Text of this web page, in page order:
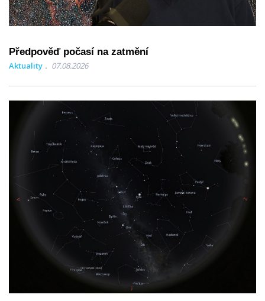
Předpověď počasí na zatmění
Aktuality 07.08.2026